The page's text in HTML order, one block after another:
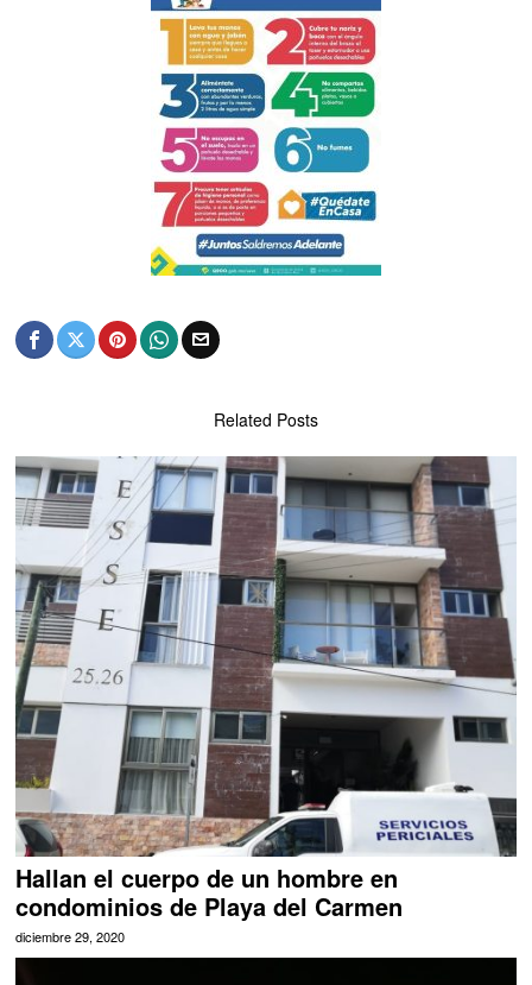
Related Posts
Hallan el cuerpo de un hombre en
condominios de Playa del Carmen
diciembre 29, 2020